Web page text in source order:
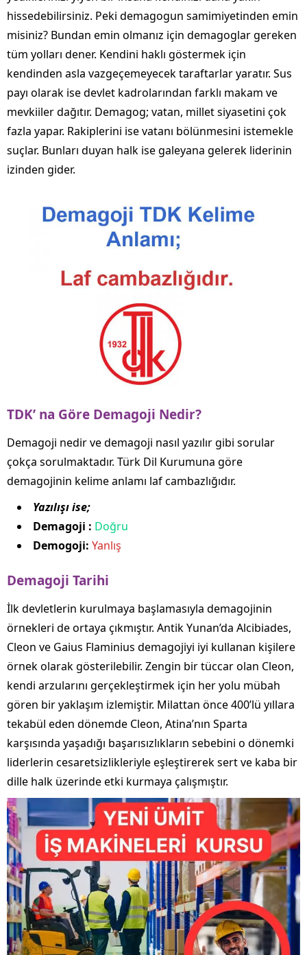
hissedebilirsiniz. Peki demagogun samimiyetinden emin
misiniz? Bundan emin olmanız için demagoglar gereken
tüm yolları dener. Kendini haklı göstermek için
kendinden asla vazgeçemeyecek taraftarlar yaratır. Sus
payı olarak ise devlet kadrolarından farklı makam ve
mevkiiler dağıtır. Demagog; vatan, millet siyasetini çok
fazla yapar. Rakiplerini ise vatanı bölünmesini istemekle
suçlar. Bunları duyan halk ise galeyana gelerek liderinin
izinden gider.
TDK’ na Göre Demagoji Nedir?
Demagoji nedir ve demagoji nasıl yazılır gibi sorular
çokça sorulmaktadır. Türk Dil Kurumuna göre
demagojinin kelime anlamı laf cambazlığıdır.
Yazılışı ise;
Demagoji : Doğru
Demogoji: Yanlış
Demagoji Tarihi
İlk devletlerin kurulmaya başlamasıyla demagojinin
örnekleri de ortaya çıkmıştır. Antik Yunan’da Alcibiades,
Cleon ve Gaius Flaminius demagojiyi iyi kullanan kişilere
örnek olarak gösterilebilir. Zengin bir tüccar olan Cleon,
kendi arzularını gerçekleştirmek için her yolu mübah
gören bir yaklaşım izlemiştir. Milattan önce 400’lü yıllara
tekabül eden dönemde Cleon, Atina’nın Sparta
karşısında yaşadığı başarısızlıkların sebebini o dönemki
liderlerin cesaretsizlikleriyle eşleştirerek sert ve kaba bir
dille halk üzerinde etki kurmaya çalışmıştır.